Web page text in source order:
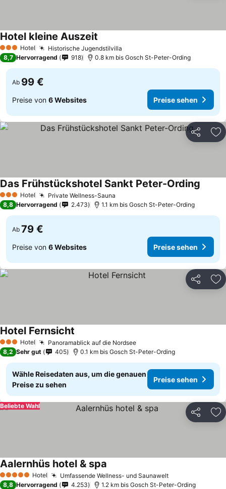
3 SterneHotel Historische Jugendstilvilla
Hotel kleine Auszeit
8,7 Hervorragend 918 0.8 km bis Gosch St-Peter-Ording
Ab 99 €
Preise von 6 Websites Preise sehen
Teilen
3 SterneHotel Private Wellness-Sauna
Das Frühstückshotel Sankt Peter-Ording
8,8 Hervorragend 2.473 1.1 km bis Gosch St-Peter-Ording
Ab 79 €
Preise von 6 Websites Preise sehen
Teilen
3 SterneHotel Panoramablick auf die NordseePreise sehen
Hotel Fernsicht
8,2 Sehr gut 405 0.1 km bis Gosch St-Peter-Ording
Wähle Reisedaten aus, um die genauen
Preise zu sehen
Preise sehen
Teilen
Beliebte Wahl
5 Sterne Hotel Umfassende Wellness- und SaunaweltPreise sehen
Aalernhüs hotel & spa
8,8 Hervorragend 4.253 1.2 km bis Gosch St-Peter-Ording